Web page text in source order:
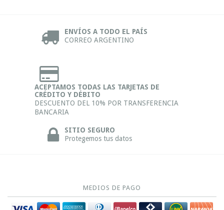
ENVÍOS A TODO EL PAÍS
CORREO ARGENTINO
ACEPTAMOS TODAS LAS TARJETAS DE
CRÉDITO Y DÉBITO
DESCUENTO DEL 10% POR TRANSFERENCIA
BANCARIA
SITIO SEGURO
Protegemos tus datos
MEDIOS DE PAGO